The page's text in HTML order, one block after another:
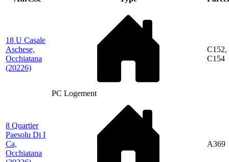
18 U Casale
Aschese,
Occhiatana
(20226)
PC Logement
C152,
C154
8 Quartier
Paesolu Di I
Ca,
Occhiatana
A369